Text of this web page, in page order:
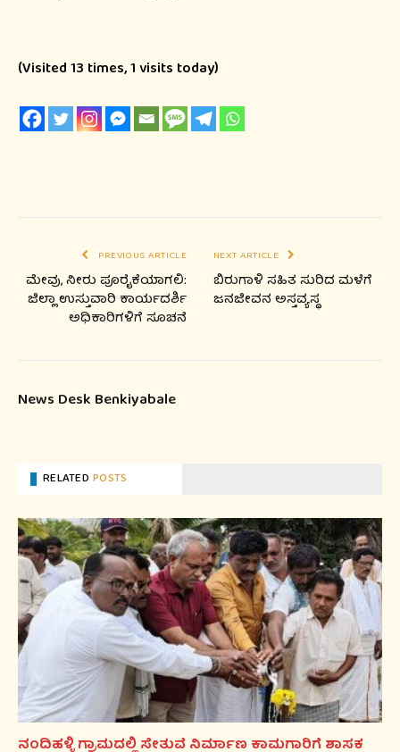
(Visited 13 times, 1 visits today)
PREVIOUS ARTICLE
ಮೇವು, ನೀರು ಪೂರೈಕೆಯಾಗಲಿ:
ಜಿಲ್ಲಾ ಉಸ್ತುವಾರಿ ಕಾರ್ಯದರ್ಶಿ
ಅಧಿಕಾರಿಗಳಿಗೆ ಸೂಚನೆ
NEXT ARTICLE
ಬಿರುಗಾಳಿ ಸಹಿತ ಸುರಿದ ಮಳೆಗೆ
ಜನಜೀವನ ಅಸ್ತವ್ಯಸ್ಥ
News Desk Benkiyabale
RELATEDPOSTS
ನಂದಿಹಳ್ಳಿ ಗ್ರಾಮದಲ್ಲಿ ಸೇತುವೆ ನಿರ್ಮಾಣ ಕಾಮಗಾರಿಗೆ ಶಾಸಕ